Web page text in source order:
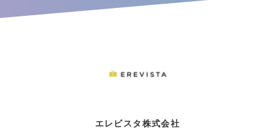
エレビスタ株式会社